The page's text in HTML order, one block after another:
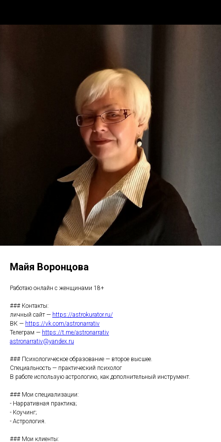
Майя Воронцова
Работаю онлайн с женщинами 18+
### Контакты:
личный сайт — https://astrokurator.ru/
ВК — https://vk.com/astronarrativ
Телеграм — https://t.me/astronarrativ
astronarrativ@yandex.ru
### Психологическое образование — второе высшее.
Специальность — практический психолог
В работе использую астрологию, как дополнительный инструмент.
### Мои специализации:
- Нарративная практика;
- Коучинг;
- Астрология.
### Мои клиенты: